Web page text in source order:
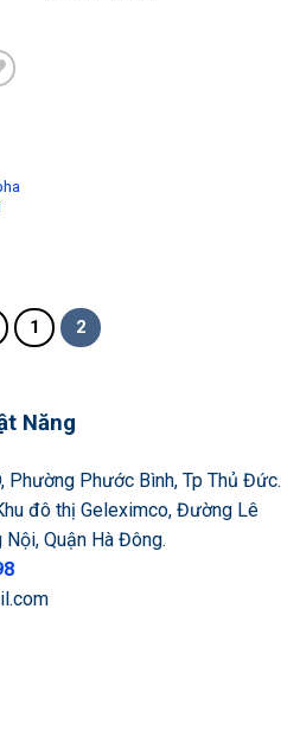
1 2
Năng
Phường Phước Bình, Tp Thủ Đức.
đô thị Geleximco, Đường Lê
Quận Hà Đông.